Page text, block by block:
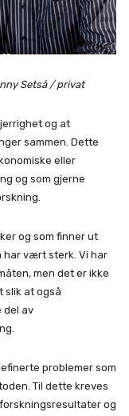
Setså / privat
og at
sammen. Dette
eller
og som gjerne
og som finner ut
har vært sterk. Vi har
men det er ikke
slik at også
del av
problemer som
Til dette kreves
og